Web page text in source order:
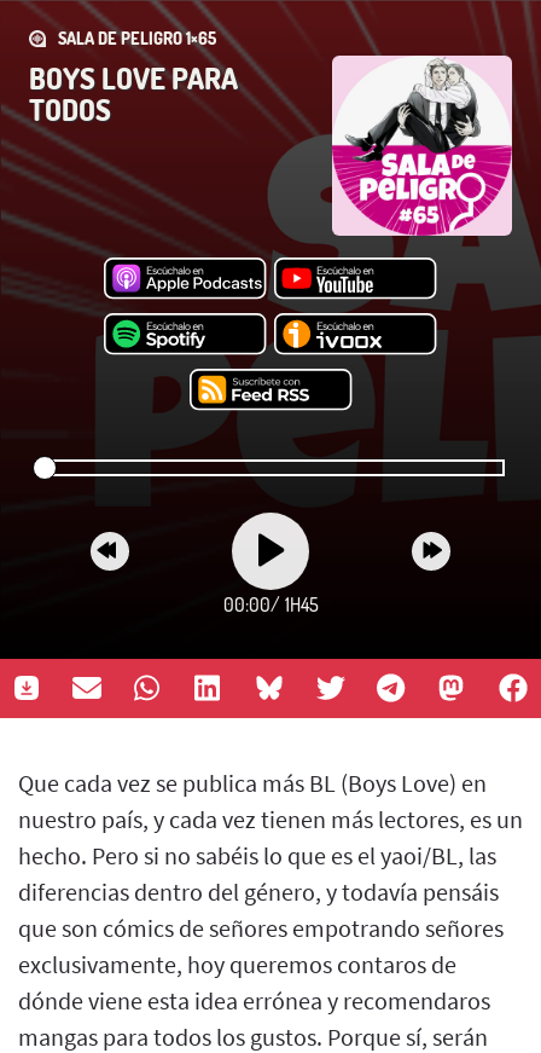
SALA DE PELIGRO 1×65
BOYS LOVE PARA
TODOS
00:00/ 1H45
Que cada vez se publica más BL (Boys Love) en
nuestro país, y cada vez tienen más lectores, es un
hecho. Pero si no sabéis lo que es el yaoi/BL, las
diferencias dentro del género, y todavía pensáis
que son cómics de señores empotrando señores
exclusivamente, hoy queremos contaros de
dónde viene esta idea errónea y recomendaros
mangas para todos los gustos. Porque sí, serán